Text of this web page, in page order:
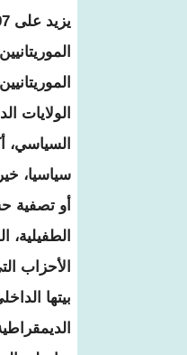
الولايات
السياسي،
سياسيا،
أو تصفية
الأحزاب
بيتها